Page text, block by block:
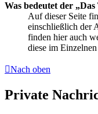
Was bedeutet der
Auf dieser Seite
einschließlich der
finden hier auch
diese im
Nach oben
Private